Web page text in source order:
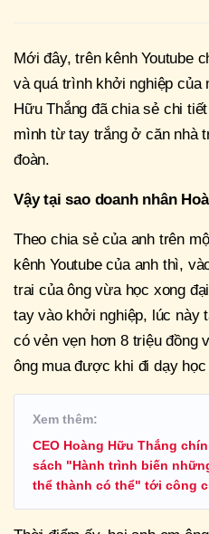
Mới đây, trên kênh Youtube
và quá trình khởi nghiệp của
Hữu Thắng đã chia sẻ chi
mình từ tay trắng ở căn nhà
đoàn.
Vậy tại sao doanh nhân
Theo chia sẻ của anh trên
kênh Youtube của anh thì,
trai của ông vừa học xong
tay vào khởi nghiệp, lúc này
có vẻn vẹn hơn 8 triệu đồng
ông mua được khi đi dạy
Xem thêm:
CEO Hoàng Hữu Thắng
sách "Hành trình biến
thể thành có thể" tới công